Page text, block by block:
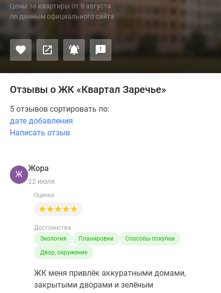
Цены за квартиры от9 августа
по данным официального сайта
Отзывы о ЖК «Квартал Заречье»
5 отзывов сортировать по:
дате добавления
Написать отзыв
Ж
Жора
22 июля
Оценка
Достоинства
Экология
Планировки
Способы покупки
Двор, окружение
ЖК меня привлёк аккуратными домами,
закрытыми дворами и зелёным